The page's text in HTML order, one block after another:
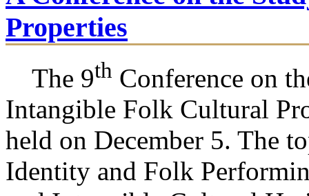
Properties
The 9th Conference on
Intangible Folk Cultural
held on December 5. The
Identity and Folk